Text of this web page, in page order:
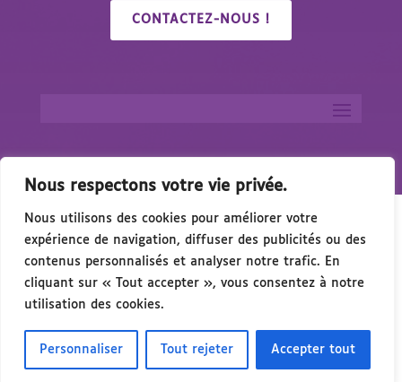
Nous respectons votre vie privée.
Nous utilisons des cookies pour améliorer votre
expérience de navigation, diffuser des publicités ou des
contenus personnalisés et analyser notre trafic. En
cliquant sur « Tout accepter », vous consentez à notre
utilisation des cookies.
Personnaliser Tout rejeter Accepter tout
CONTACTEZ-NOUS !
🎉 Congrés/Salon du Handicap & de